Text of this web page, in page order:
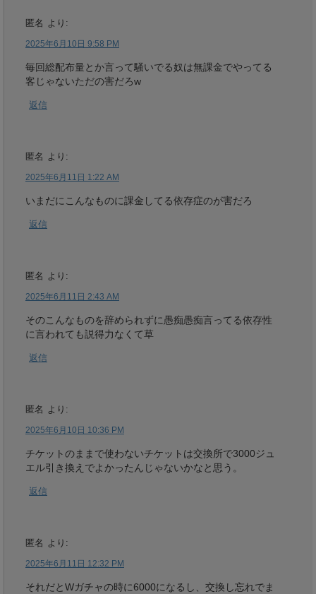
匿名 より:
2025年6月10日 9:58 PM
毎回総配布量とか言って騒いでる奴は無課金でやってる
客じゃないただの害だろw
返信
匿名 より:
2025年6月11日 1:22 AM
いまだにこんなものに課金してる依存症のが害だろ
返信
匿名 より:
2025年6月11日 2:43 AM
そのこんなものを辞められずに愚痴愚痴言ってる依存性
に言われても説得力なくて草
返信
匿名 より:
2025年6月10日 10:36 PM
チケットのままで使わないチケットは交換所で3000ジュ
エル引き換えでよかったんじゃないかなと思う。
返信
匿名 より:
2025年6月11日 12:32 PM
それだとWガチャの時に6000になるし、交換し忘れでま